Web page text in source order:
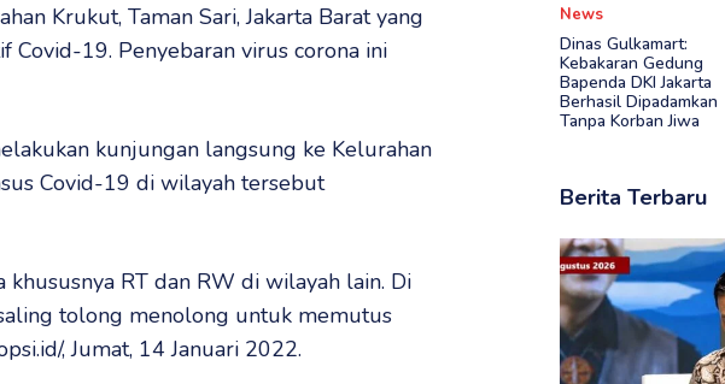
Krukut, Taman Sari, Jakarta Barat yang
Covid-19. Penyebaran virus corona ini
kunjungan langsung ke Kelurahan
Covid-19 di wilayah tersebut
RT dan RW di wilayah lain. Di
tolong menolong untuk memutus
, Jumat, 14 Januari 2022.
News
Dinas Gulkamart:
Kebakaran Gedung
Bapenda DKI Jakarta
Berhasil Dipadamkan
Tanpa Korban Jiwa
Berita Terbaru